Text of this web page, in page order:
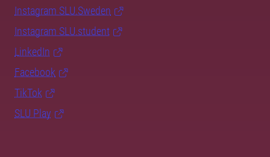
Instagram SLU.Sweden
Instagram SLU.student
LinkedIn
Facebook
TikTok
SLU Play